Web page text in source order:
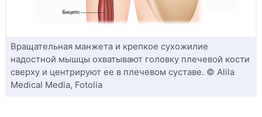
Вращательная манжета и крепкое сухожилие
надостной мышцы охватывают головку плечевой кости
сверху и центрируют ее в плечевом суставе. © Alila
Medical Media, Fotolia